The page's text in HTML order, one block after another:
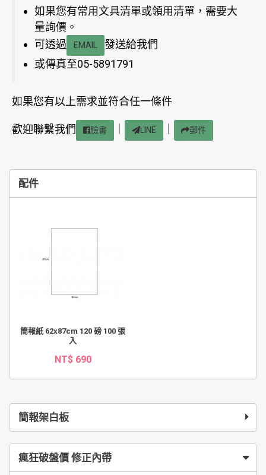
簡報架白板
瘋狂破盤價 修正內帶
如果您有常用文具清單或領用清單，需要大
量詢價。
可透過
EMAIL
發送給我們
或傳真至05-5891791
如果您有以上需求並符合任一條件
歡迎聯繫我們 臉書 LINE 郵件
配件
簡報紙 62x87cm 120 磅 100 張
入
NT$ 690